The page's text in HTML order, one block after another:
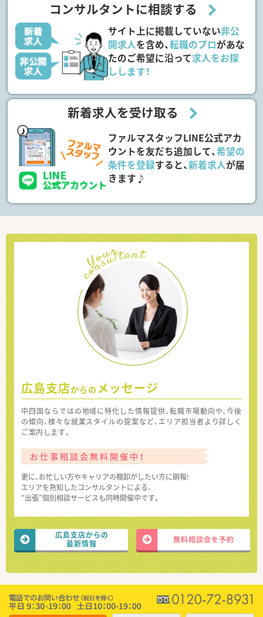
コンサルタントに相談する
サイト上に掲載していない非公
開求人を含め、転職のプロがあな
たのご希望に沿って求人をお探
しします！
新着求人を受け取る
ファルマスタッフLINE公式アカ
ウントを友だち追加して、希望の
条件を登録すると、新着求人が届
きます♪
広島支店からの メッセージ
中四国ならではの地域に特化した情報提供、転職市場動向や、今後
の傾向、様々な就業スタイルの提案など、エリア担当者より詳しく
ご案内します。
お仕事相談会無料開催中！
更に、お忙しい方やキャリアの棚卸がしたい方に朗報!
エリアを熟知したコンサルタントによる、
“出張”個別相談サービスも同時開催中です。
広島支店からの
最新情報
無料相談会を予約